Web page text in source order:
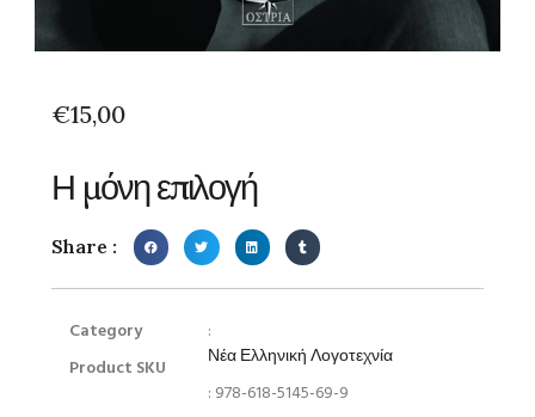
€15,00
Η μόνη επιλογή
Share :
Category
Product SKU
:
Νέα Ελληνική Λογοτεχνία
: 978-618-5145-69-9